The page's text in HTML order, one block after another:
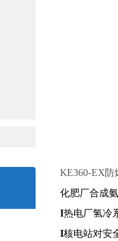
KE360-EX
化肥厂合成
I热电厂氢冷
I核电站对安